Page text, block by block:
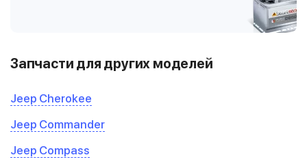
Запчасти для других моделей
Jeep Cherokee
Jeep Commander
Jeep Compass